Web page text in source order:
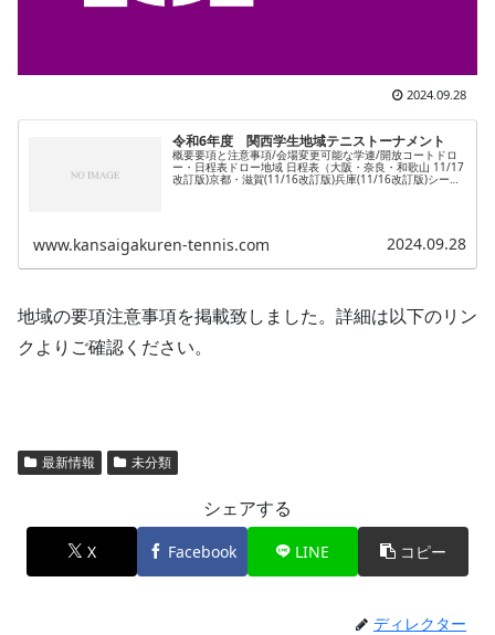
2024.09.28
令和6年度 関西学生地域テニストーナメント
概要要項と注意事項/会場変更可能な学連/開放コートドロ
ー・日程表ドロー地域 日程表（大阪・奈良・和歌山 11/17
改訂版)京都・滋賀(11/16改訂版)兵庫(11/16改訂版)シード
www.kansaigakuren-tennis.com 2024.09.28
地域の要項注意事項を掲載致しました。詳細は以下のリン
クよりご確認ください。
最新情報 未分類
シェアする
X Facebook LINE コピー
ディレクター